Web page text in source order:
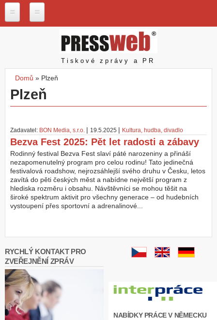
P
e
b
.
c
N
a
š
e
s
l
u
ž
b
l
o
ž
i
t
ú
č
e
Pressweb
Tiskové zprávy a PR
Jste zde
Domů » Plzeň
Plzeň
Zadavatel: BON Media, s.r.o. | 19.5.2025 | Kultura, hudba, divadlo
Bezva Fest 2025: Pět let radosti a zábavy
Rodinný festival Bezva Fest slaví páté narozeniny a přináší
nezapomenutelný program pro celou rodinu! Tato jedinečná
festivalová roadshow, nejrozsáhlejší svého druhu v Česku, letos
zavítá do pěti českých měst a nabídne největší program z
hlediska rozměru i obsahu. Návštěvníci se mohou těšit na
široké spektrum aktivit pro všechny generace – od hudebních
vystoupení přes sportovní a adrenalinové...
RYCHLÝ KONTAKT PRO
ZVEŘEJNĚNÍ ZPRÁV
NABÍDKY PRÁCE V NĚMECKU